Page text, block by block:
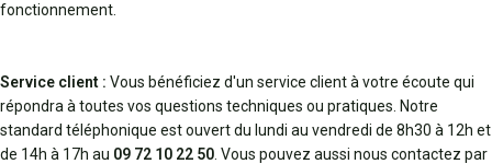
fonctionnement.
Service client : Vous bénéficiez d'un service client à votre écoute qui
répondra à toutes vos questions techniques ou pratiques. Notre
standard téléphonique est ouvert du lundi au vendredi de 8h30 à 12h et
de 14h à 17h au 09 72 10 22 50 . Vous pouvez aussi nous contactez par